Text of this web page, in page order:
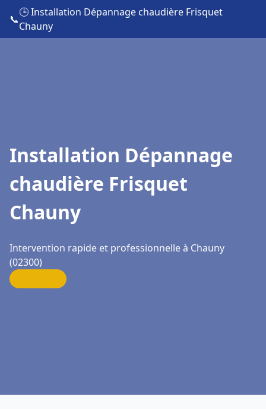
📞
🕒 Installation Dépannage chaudière Frisquet
Chauny
Installation Dépannage
chaudière Frisquet
Chauny
Intervention rapide et professionnelle à Chauny
(02300)